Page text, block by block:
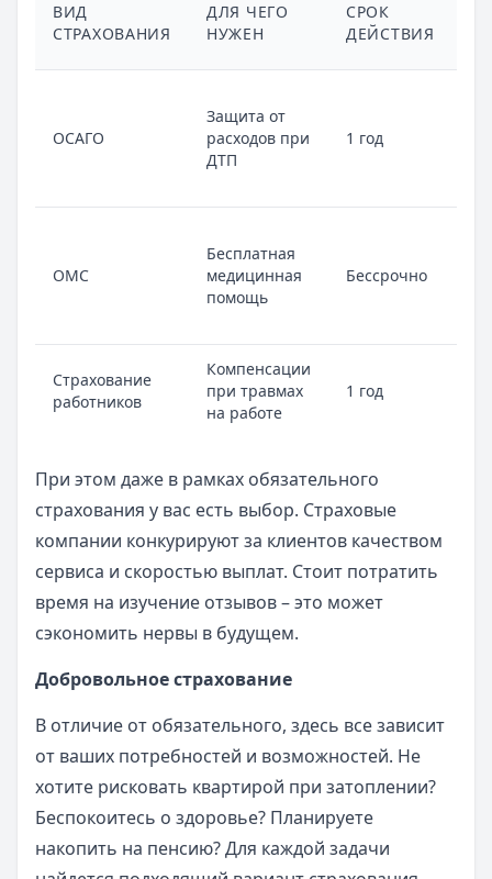
ВИД
СТРАХОВАНИЯ
ДЛЯ ЧЕГО
НУЖЕН
СРОК
ДЕЙСТВИЯ
ОСАГО
Защита от
расходов при
ДТП
1 год
ОМС
Бесплатная
медицинная
помощь
Бессрочно
Страхование
работников
Компенсации
при травмах
на работе
1 год
При этом даже в рамках обязательного
страхования у вас есть выбор. Страховые
компании конкурируют за клиентов качеством
сервиса и скоростью выплат. Стоит потратить
время на изучение отзывов – это может
сэкономить нервы в будущем.
Добровольное страхование
В отличие от обязательного, здесь все зависит
от ваших потребностей и возможностей. Не
хотите рисковать квартирой при затоплении?
Беспокоитесь о здоровье? Планируете
накопить на пенсию? Для каждой задачи